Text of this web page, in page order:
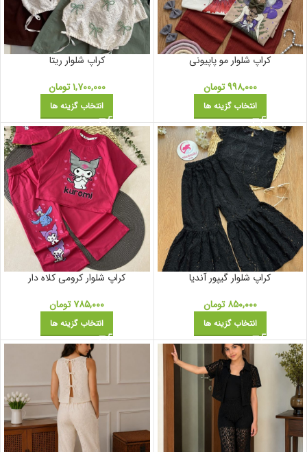
کراپ شلوار مو پاپیونی
۹۹۸,۰۰۰تومان
انتخاب گزینه ها
کراپ شلوار ریتا
۱,۷۰۰,۰۰۰تومان
انتخاب گزینه ها
کراپ شلوار گیپور آندیا
۸۵۰,۰۰۰ تومان
انتخاب گزینه ها
کراپ شلوار کرومی کلاه دار
۷۸۵,۰۰۰ تومان
انتخاب گزینه ها